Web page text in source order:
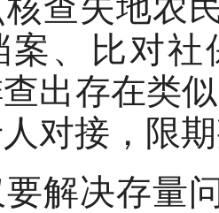
查失地农
案、比对
出存在类
对接，限
决存量问